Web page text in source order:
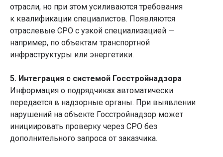
отрасли, но при этом усиливаются требования
к квалификации специалистов. Появляются
отраслевые СРО с узкой специализацией —
например, по объектам транспортной
инфраструктуры или энергетики.
5. Интеграция с системой Госстройнадзора
Информация о подрядчиках автоматически
передается в надзорные органы. При выявлении
нарушений на объекте Госстройнадзор может
инициировать проверку через СРО без
дополнительного запроса от заказчика.